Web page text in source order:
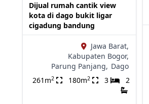
Dijual rumah cantik view
kota di dago bukit ligar
cigadung bandung
Jawa Barat,
Kabupaten Bogor,
Parung Panjang, Dago
261m2 180m2 3 2